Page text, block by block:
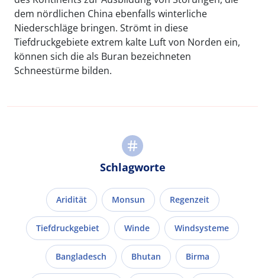
dem nördlichen China ebenfalls winterliche
Niederschläge bringen. Strömt in diese
Tiefdruckgebiete extrem kalte Luft von Norden ein,
können sich die als Buran bezeichneten
Schneestürme bilden.
Schlagworte
Aridität Monsun Regenzeit
Tiefdruckgebiet Winde Windsysteme
Bangladesch Bhutan Birma